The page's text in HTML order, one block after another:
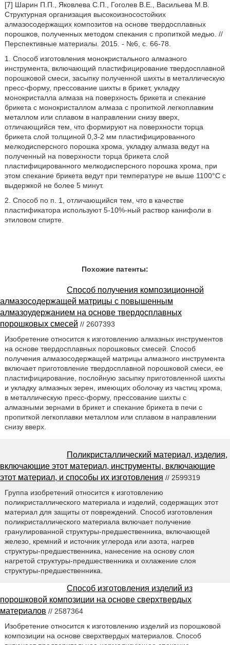
[7] Шарин П.П., Яковлева С.П., Гоголев В.Е., Васильева М.В.
Структурная организация высокоизносостойких
алмазосодержащих композитов на основе твердосплавных
порошков, полученных методом спекания с пропиткой медью. //
Перспективные материалы. 2015. - №6, с. 66-78.
1. Способ изготовления монокристального алмазного
инструмента, включающий пластифицирование твердосплавной
порошковой смеси, засыпку полученной шихты в металлическую
пресс-форму, прессование шихты в брикет, укладку
монокристалла алмаза на поверхность брикета и спекание
брикета с монокристаллом алмаза с пропиткой легкоплавким
металлом или сплавом в направлении снизу вверх,
отличающийся тем, что формируют на поверхности торца
брикета слой толщиной 0,3-2 мм пластифицированного
мелкодисперсного порошка хрома, укладку алмаза ведут на
полученный на поверхности торца брикета слой
пластифицированного мелкодисперсного порошка хрома, при
этом спекание брикета ведут при температуре не выше 1100°С с
выдержкой не более 5 минут.
2. Способ по п. 1, отличающийся тем, что в качестве
пластификатора используют 5-10%-ный раствор канифоли в
этиловом спирте.
Похожие патенты:
Способ получения композиционной
алмазосодержащей матрицы с повышенным
алмазоудержанием на основе твердосплавных
порошковых смесей // 2607393
Изобретение относится к изготовлению алмазных инструментов
на основе твердосплавных порошковых смесей. Способ
получения алмазосодержащей матрицы алмазного инструмента
включает приготовление твердосплавной порошковой смеси, ее
пластифицирование, послойную засыпку приготовленной шихты
и укладку алмазных зерен, имеющих оболочку из частиц хрома,
в металлическую пресс-форму, прессование шихты с
алмазными зернами в брикет и спекание брикета в печи с
пропиткой легкоплавки металлом или сплавом в направлении
снизу вверх.
Поликристаллический материал, изделия,
включающие этот материал, инструменты, включающие
этот материал, и способы их изготовления // 2599319
Группа изобретений относится к изготовлению
поликристаллического материала и изделий, содержащих этот
материал для защиты от повреждений. Способ изготовления
поликристаллического материала включает получение
гранулированной структуры-предшественника, включающей
железо, кремний и источник углерода или азота, нагрев
структуры-предшественника, нанесение на основу слоя
нагретой структуры-предшественника и охлажение слоя
структуры-предшественника.
Способ изготовления изделий из
порошковой композиции на основе сверхтвердых
материалов // 2587364
Изобретение относится к изготовлению изделий из порошковой
композиции на основе сверхтвердых материалов. Способ